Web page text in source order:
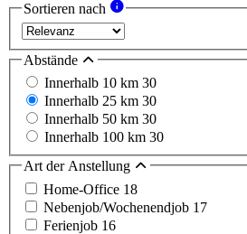
Sortieren nach
Abstände
Innerhalb 10 km 30
Innerhalb 25 km 30
Innerhalb 50 km 30
Innerhalb 100 km 30
Art der Anstellung
Home-Office 18
Nebenjob/Wochenendjob 17
Ferienjob 16